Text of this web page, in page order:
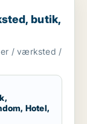
klinik,
butik,
til salg i
/ værksted /
Hotel,